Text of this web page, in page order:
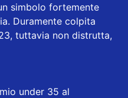
simbolo fortemente
Duramente colpita
tuttavia non distrutta,
under 35 al